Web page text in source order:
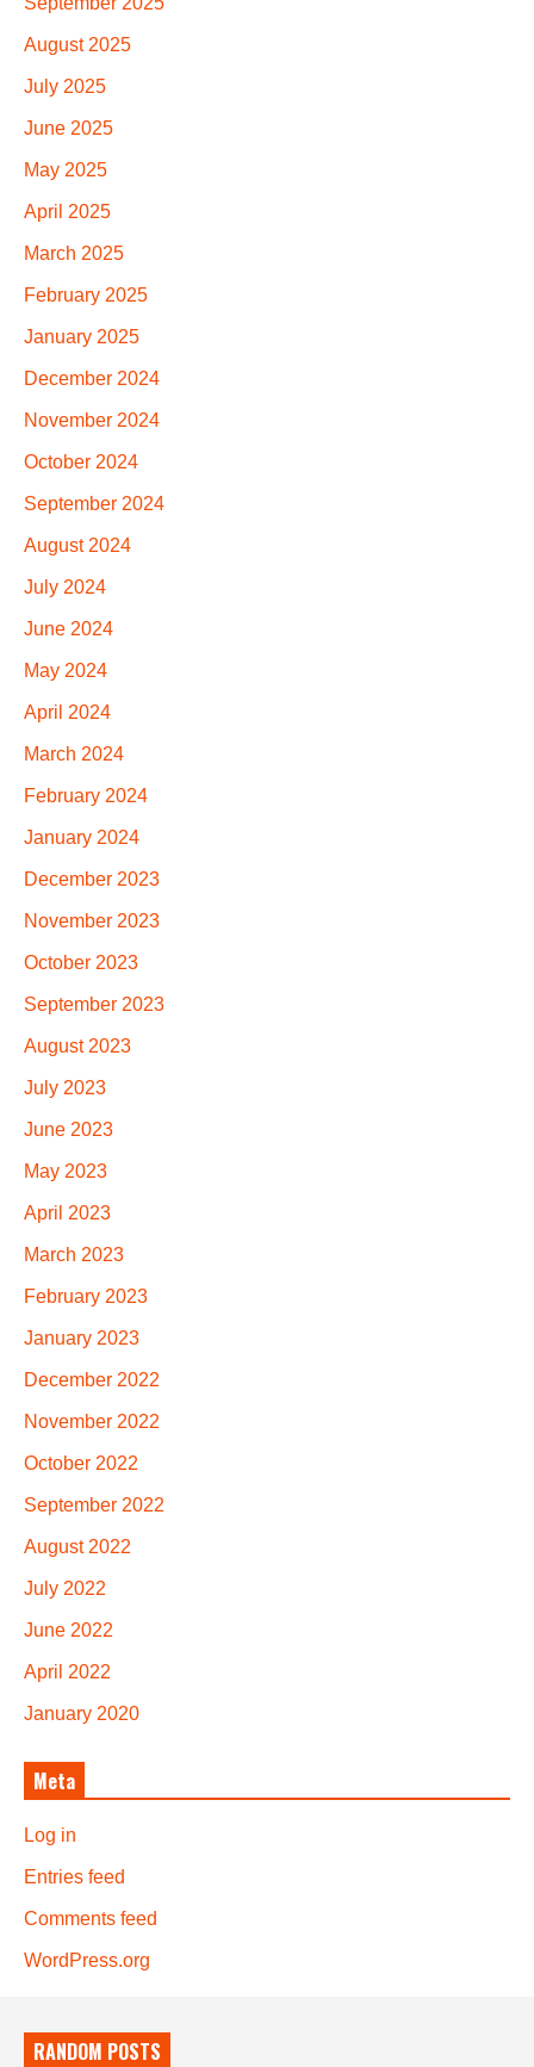
August 2025
July 2025
June 2025
May 2025
April 2025
March 2025
February 2025
January 2025
December 2024
November 2024
October 2024
September 2024
August 2024
July 2024
June 2024
May 2024
April 2024
March 2024
February 2024
January 2024
December 2023
November 2023
October 2023
September 2023
August 2023
July 2023
June 2023
May 2023
April 2023
March 2023
February 2023
January 2023
December 2022
November 2022
October 2022
September 2022
August 2022
July 2022
June 2022
April 2022
January 2020
Meta
Log in
Entries feed
Comments feed
WordPress.org
RANDOM POSTS